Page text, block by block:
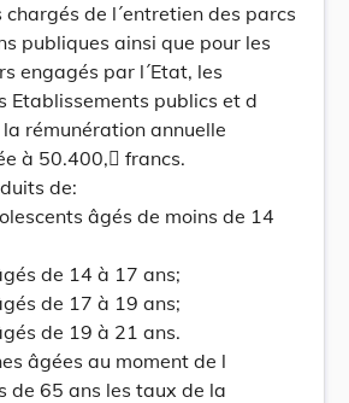
chargés de l´entretien des parcs
publiques ainsi que pour les
engagés par l´Etat, les
Etablissements publics et d
rémunération annuelle
à 50.400, francs.
de:
âgés de moins de 14
de 14 à 17 ans;
de 17 à 19 ans;
de 19 à 21 ans.
âgées au moment de l
de 65 ans les taux de la